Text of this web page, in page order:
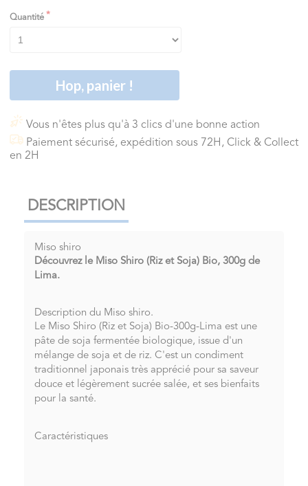
Quantité
Hop, panier !
Vous n'êtes plus qu'à 3 clics d'une bonne action
Paiement sécurisé, expédition sous 72H, Click & Collect
en 2H
DESCRIPTION
Miso shiro
Découvrez le Miso Shiro (Riz et Soja) Bio, 300g de
Lima.
Description du Miso shiro.
Le Miso Shiro (Riz et Soja) Bio-300g-Lima est une
pâte de soja fermentée biologique, issue d'un
mélange de soja et de riz. C'est un condiment
traditionnel japonais très apprécié pour sa saveur
douce et légèrement sucrée salée, et ses bienfaits
pour la santé.
Caractéristiques